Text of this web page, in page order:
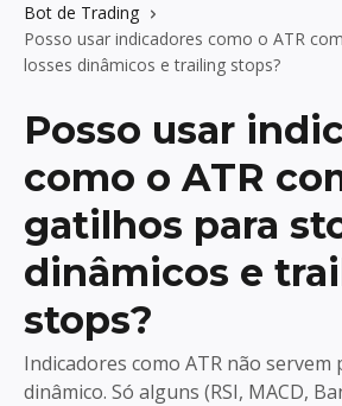
Bot de Trading
Posso usar indicadores como o ATR
losses dinâmicos e trailing stops?
Posso usar
como o ATR
gatilhos para
dinâmicos e
stops?
Indicadores como ATR não servem
dinâmico. Só alguns (RSI, MACD,